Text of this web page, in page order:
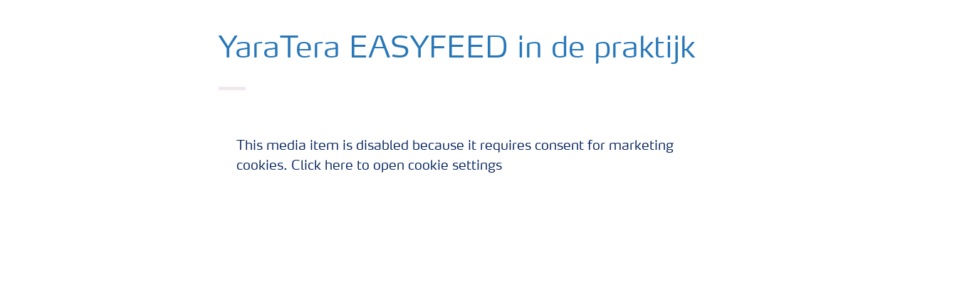
YaraTera EASYFEED in de praktijk
korte film (1m32s) zijn ervaringen.
This media item is disabled because it requires consent for marketing
cookies. Click here to open cookie settings